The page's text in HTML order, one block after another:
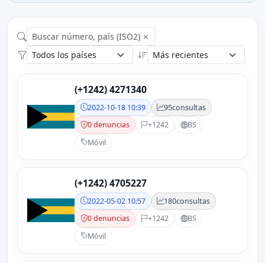
×
(+1242) 4271340
2022-10-18 10:39 95consultas
0 denuncias
+1242
BS
Móvil
(+1242) 4705227
2022-05-02 10:57 180consultas
0 denuncias
+1242
BS
Móvil